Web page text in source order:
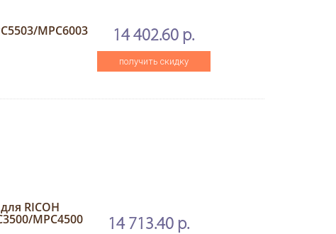
MPC6003 14 402.60 р.
получить скидку
RICOH
MPC4500 14 713.40 р.